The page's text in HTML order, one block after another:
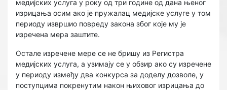
медијских услуга у року од три године од дана њеног
изрицања осим ако је пружалац медијске услуге у том
периоду извршио повреду закона због које му је
изречена мера заштите.
Остале изречене мере се не бришу из Регистра
медијских услуга, а узимају се у обзир ако су изречене
у периоду између два конкурса за доделу дозволе, у
поступцима покренутим након њиховог изрицања до